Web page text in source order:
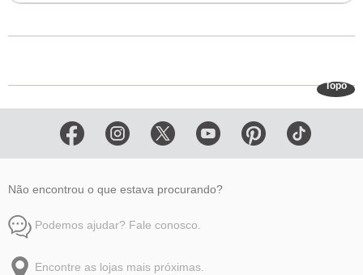
Topo
Não encontrou o que estava procurando?
Podemos ajudar? Fale conosco.
Encontre as lojas mais próximas.